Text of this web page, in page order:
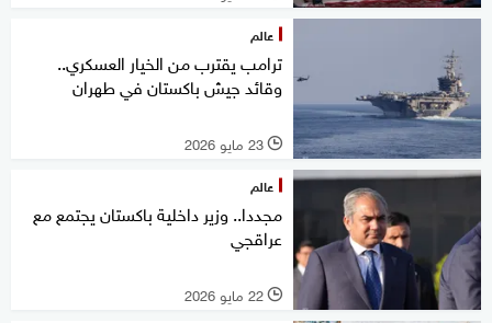
عالم
ترامب يقترب من الخيار العسكري..
وقائد جيش باكستان في طهران
l 23 مايو 2026
عالم
مجددا.. وزير داخلية باكستان يجتمع مع
عراقجي
l 22 مايو 2026